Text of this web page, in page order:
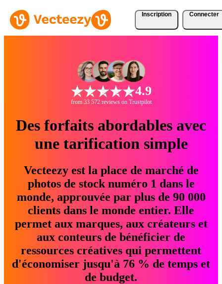
Inscription Connecter
4.9
from 33 572 reviews on Trustpilot
Des forfaits abordables avec
une tarification simple
Vecteezy est la place de marché de
photos de stock numéro 1 dans le
monde, approuvée par plus de 90 000
clients dans le monde entier. Elle
permet aux marques, aux créateurs et
aux conteurs de bénéficier de
ressources créatives qui permettent
d'économiser jusqu'à 76 % de temps et
de budget.